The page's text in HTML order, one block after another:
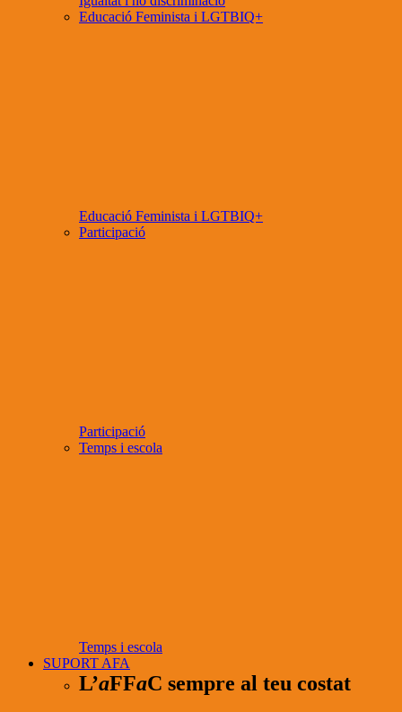
Educació Feminista i LGTBIQ+
Educació Feminista i LGTBIQ+
Participació
Participació
Temps i escola
Temps i escola
SUPORT AFA
L’aFFaC sempre al teu costat